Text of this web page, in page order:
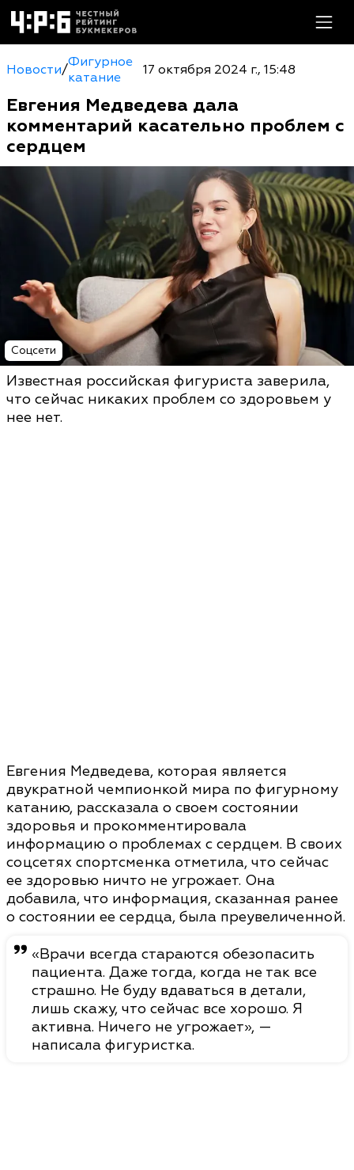
Новости/Фигурное
катание
17 октября 2024 г., 15:48
Евгения Медведева дала
комментарий касательно проблем с
сердцем
Соцсети
Известная российская фигуриста заверила,
что сейчас никаких проблем со здоровьем у
нее нет.
Евгения Медведева, которая является
двукратной чемпионкой мира по фигурному
катанию, рассказала о своем состоянии
здоровья и прокомментировала
информацию о проблемах с сердцем. В своих
соцсетях спортсменка отметила, что сейчас
ее здоровью ничто не угрожает. Она
добавила, что информация, сказанная ранее
о состоянии ее сердца, была преувеличенной.
«Врачи всегда стараются обезопасить
пациента. Даже тогда, когда не так все
страшно. Не буду вдаваться в детали,
лишь скажу, что сейчас все хорошо. Я
активна. Ничего не угрожает», —
написала фигуристка.